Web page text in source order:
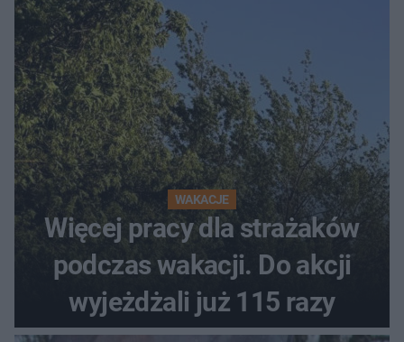
WAKACJE
Więcej pracy dla strażaków
podczas wakacji. Do akcji
wyjeżdżali już 115 razy